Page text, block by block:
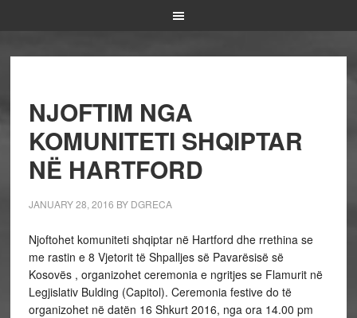
NJOFTIM NGA
KOMUNITETI SHQIPTAR
NË HARTFORD
JANUARY 28, 2016 BY DGRECA
Njoftohet komuniteti shqiptar në Hartford dhe rrethina se
me rastin e 8 Vjetorit të Shpalljes së Pavarësisë së
Kosovës , organizohet ceremonia e ngritjes se Flamurit në
Legjislativ Bulding (Capitol). Ceremonia festive do të
organizohet në datën 16 Shkurt 2016, nga ora 14.00 pm